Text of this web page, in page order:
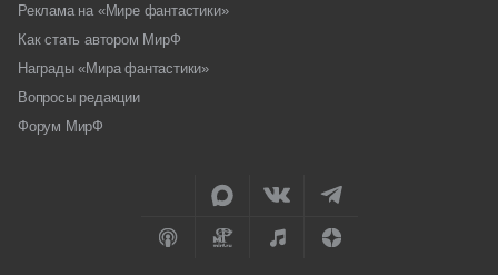
Реклама на «Мире фантастики»
Как стать автором МирФ
Награды «Мира фантастики»
Вопросы редакции
Форум МирФ